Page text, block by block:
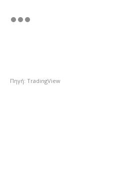
Πηγή: TradingView